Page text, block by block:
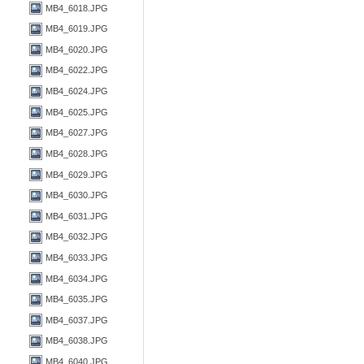
MB4_6018.JPG
MB4_6019.JPG
MB4_6020.JPG
MB4_6022.JPG
MB4_6024.JPG
MB4_6025.JPG
MB4_6027.JPG
MB4_6028.JPG
MB4_6029.JPG
MB4_6030.JPG
MB4_6031.JPG
MB4_6032.JPG
MB4_6033.JPG
MB4_6034.JPG
MB4_6035.JPG
MB4_6037.JPG
MB4_6038.JPG
MB4_6040.JPG